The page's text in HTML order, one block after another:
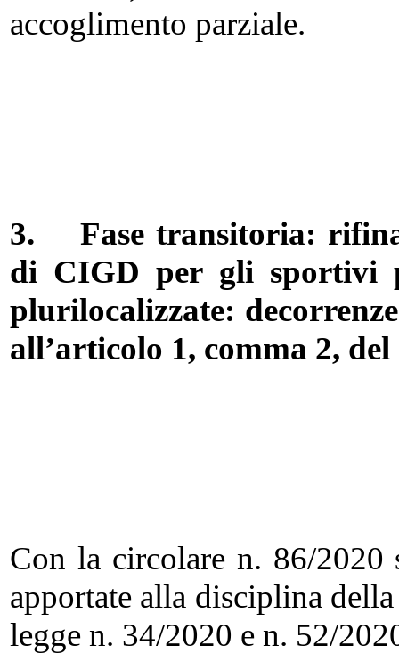
accoglimento parziale.
3. Fase transitoria:
di CIGD per gli sportivi
plurilocalizzate:
all’articolo 1, comma 2,
Con la circolare n. 86/2020
apportate alla disciplina
legge n. 34/2020 e n. 52/